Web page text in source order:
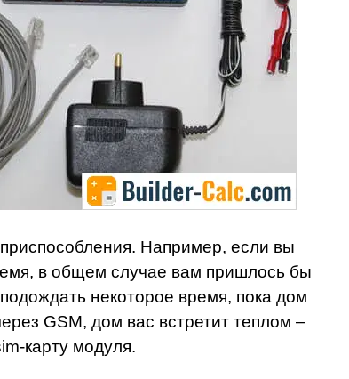
Например, если вы
в общем случае вам пришлось бы
некоторое время, пока дом
GSM, дом вас встретит теплом –
карту модуля.